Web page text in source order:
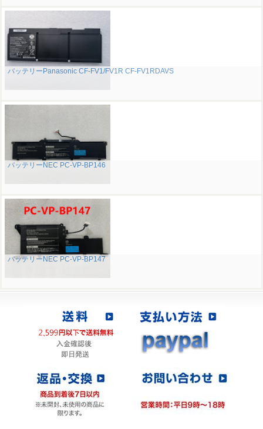
バッテリーPanasonic CF-FV1/FV1R CF-FV1RDAVS
バッテリーNEC PC-VP-BP146
バッテリーNEC PC-VP-BP147